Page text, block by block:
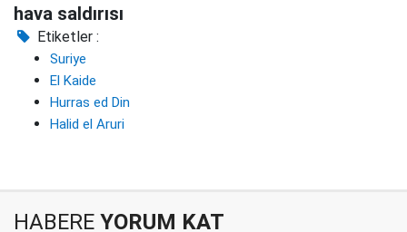
hava saldırısı
Etiketler :
Suriye
El Kaide
Hurras ed Din
Halid el Aruri
HABERE YORUM KAT